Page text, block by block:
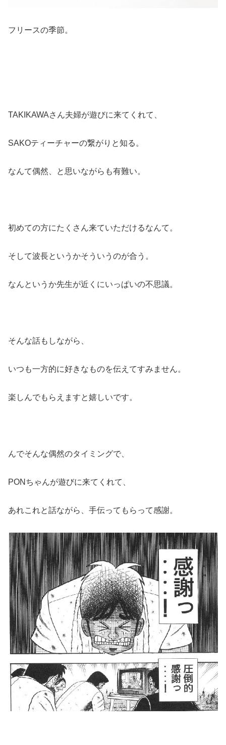
フリースの季節。
TAKIKAWAさん夫婦が遊びに来てくれて、
SAKOティーチャーの繋がりと知る。
なんて偶然、と思いながらも有難い。
初めての方にたくさん来ていただけるなんて。
そして波長というかそういうのが合う。
なんというか先生が近くにいっぱいの不思議。
そんな話もしながら、
いつも一方的に好きなものを伝えてすみません。
楽しんでもらえますと嬉しいです。
んでそんな偶然のタイミングで、
PONちゃんが遊びに来てくれて、
あれこれと話ながら、手伝ってもらって感謝。